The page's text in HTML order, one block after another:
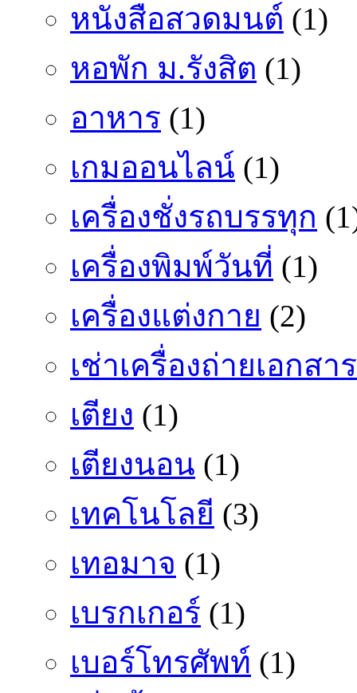
หนังสือสวดมนต์ (1)
หอพัก ม.รังสิต (1)
อาหาร (1)
เกมออนไลน์ (1)
เครื่องชั่งรถบรรทุก
เครื่องพิมพ์วันที่ (1)
เครื่องแต่งกาย (2)
เช่าเครื่องถ่ายเอกสาร
เตียง (1)
เตียงนอน (1)
เทคโนโลยี (3)
เทอมาจ (1)
เบรกเกอร์ (1)
เบอร์โทรศัพท์ (1)